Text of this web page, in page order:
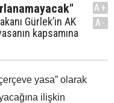
Gürlek’in AK
kapsamına
A+
A-
yasa” olarak
ilişkin